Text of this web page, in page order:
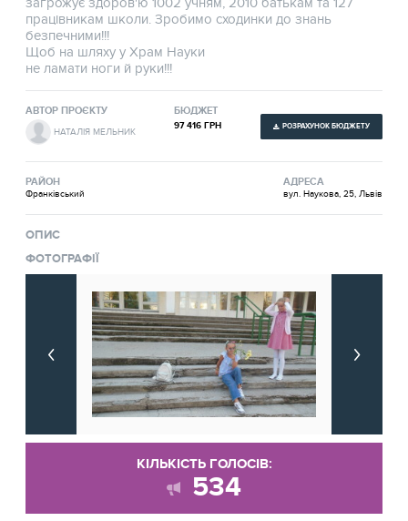
працівникам школи. Зробимо сходинки до знань
безпечними!!!
Щоб на шляху у Храм Науки
не ламати ноги й руки!!!
АВТОР ПРОЄКТУ
НАТАЛІЯ МЕЛЬНИК
БЮДЖЕТ
97 416 ГРН РОЗРАХУНОК БЮДЖЕТУ
РАЙОН
Франківський
АДРЕСА
вул. Наукова, 25, Львів
ОПИС
ФОТОГРАФІЇ
КІЛЬКІСТЬ ГОЛОСІВ:
534